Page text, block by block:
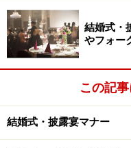
いってタブーでしたが
使われています。
１万円札１枚＋
１万円札２枚＋品
結婚式・
やフォー
この記
結婚式・披露宴マナー